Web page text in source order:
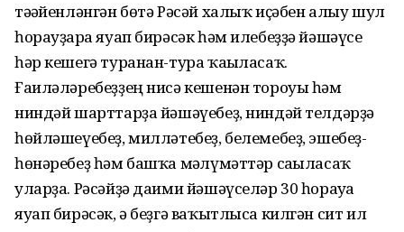
тәғәйенләнгән бөтә Рәсәй халыҡ иҫәбен алыу шул
һорауҙарға яуап бирәсәк һәм илебеҙҙә йәшәүсе
һәр кешегә туранан-тура ҡағыласаҡ.
Ғаиләләребеҙҙең нисә кешенән тороуы һәм
ниндәй шарттарҙа йәшәүебеҙ, ниндәй телдәрҙә
һөйләшеүебеҙ, милләтебеҙ, беле­мебеҙ, эшебеҙ-
һөнәребеҙ һәм башҡа мәғлүмәттәр сағыласаҡ
уларҙа. Рәсәйҙә даими йәшәүселәр 30 һорауға
яуап бирәсәк, ә беҙгә ваҡытлыса килгән сит ил